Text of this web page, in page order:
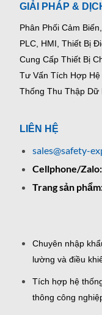
GIẢI PHÁP &
Phân Phối Cảm
PLC, HMI, Thiết Bị
Cung Cấp Thiết Bị
Tư Vấn Tích Hợp
Thống Thu Thập Dữ
LIÊN HỆ
sales@safety-
Cellphone/Zalo:
Trang sản
Chuyên nhập
lường và điều
Tích hợp hệ
thông công